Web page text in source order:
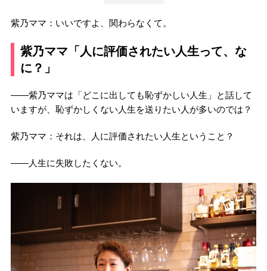
紫乃ママ：いいですよ、関わらなくて。
紫乃ママ「人に評価されたい人生って、な
に？」
――紫乃ママは「どこに出しても恥ずかしい人生」と話して
いますが、恥ずかしくない人生を送りたい人が多いのでは？
紫乃ママ：それは、人に評価されたい人生ということ？
――人生に失敗したくない。